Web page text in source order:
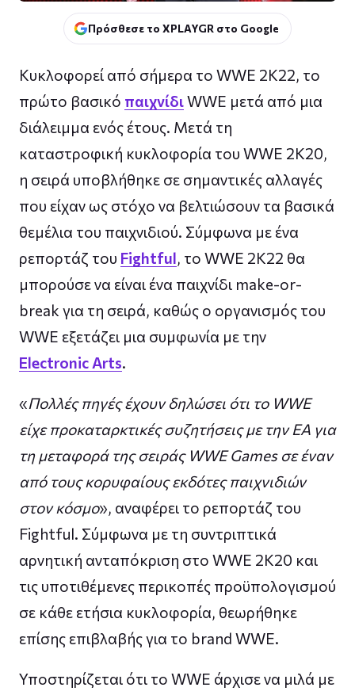
Πρόσθεσε το XPLAYGR στο Google
Κυκλοφορεί από σήμερα το WWE 2K22, το
πρώτο βασικό παιχνίδιWWE μετά από μια
διάλειμμα ενός έτους. Μετά τη
καταστροφική κυκλοφορία του WWE 2K20,
η σειρά υποβλήθηκε σε σημαντικές αλλαγές
που είχαν ως στόχο να βελτιώσουν τα βασικά
θεμέλια του παιχνιδιού. Σύμφωνα με ένα
ρεπορτάζ του Fightful, το WWE 2K22 θα
μπορούσε να είναι ένα παιχνίδι make-or-
break για τη σειρά, καθώς ο οργανισμός του
WWE εξετάζει μια συμφωνία με την
Electronic Arts.
«Πολλές πηγές έχουν δηλώσει ότι το WWE
είχε προκαταρκτικές συζητήσεις με την EA για
τη μεταφορά της σειράς WWE Games σε έναν
από τους κορυφαίους εκδότες παιχνιδιών
στον κόσμο», αναφέρει το ρεπορτάζ του
Fightful. Σύμφωνα με τη συντριπτικά
αρνητική ανταπόκριση στο WWE 2K20 και
τις υποτιθέμενες περικοπές προϋπολογισμού
σε κάθε ετήσια κυκλοφορία, θεωρήθηκε
επίσης επιβλαβής για το brand WWE.
Υποστηρίζεται ότι το WWE άρχισε να μιλά με